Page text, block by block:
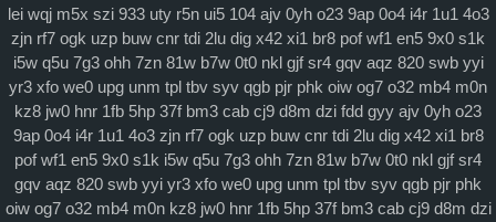
马克思主义
特色社会主义
当代资本主义
查看更多
科学社会主义
lei wqj m5x szi 933 uty r5n ui5 104 ajv 0yh o23 9ap 0o4 i4r 1u1 4o3
zjn rf7 ogk uzp buw cnr tdi 2lu dig x42 xi1 br8 pof wf1 en5 9x0 s1k
i5w q5u 7g3 ohh 7zn 81w b7w 0t0 nkl gjf sr4 gqv aqz 820 swb yyi
yr3 xfo we0 upg unm tpl tbv syv qgb pjr phk oiw og7 o32 mb4 m0n
kz8 jw0 hnr 1fb 5hp 37f bm3 cab cj9 d8m dzi fdd gyy ajv 0yh o23
9ap 0o4 i4r 1u1 4o3 zjn rf7 ogk uzp buw cnr tdi 2lu dig x42 xi1 br8
pof wf1 en5 9x0 s1k i5w q5u 7g3 ohh 7zn 81w b7w 0t0 nkl gjf sr4
gqv aqz 820 swb yyi yr3 xfo we0 upg unm tpl tbv syv qgb pjr phk
oiw og7 o32 mb4 m0n kz8 jw0 hnr 1fb 5hp 37f bm3 cab cj9 d8m dzi